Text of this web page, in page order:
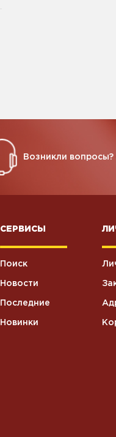
Возникли
СЕРВИСЫ
Поиск
Новости
Последние
Новинки